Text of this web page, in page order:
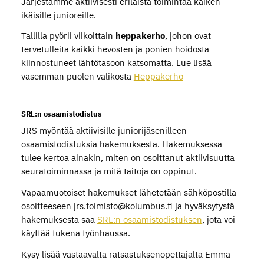
ikäisille junioreille.
Tallilla pyörii viikoittain heppakerho, johon ovat
tervetulleita kaikki hevosten ja ponien hoidosta
kiinnostuneet lähtötasoon katsomatta. Lue lisää
vasemman puolen valikosta Heppakerho
SRL:n osaamistodistus
JRS myöntää aktiivisille juniorijäsenilleen
osaamistodistuksia hakemuksesta. Hakemuksessa
tulee kertoa ainakin, miten on osoittanut aktiivisuutta
seuratoiminnassa ja mitä taitoja on oppinut.
Vapaamuotoiset hakemukset lähetetään sähköpostilla
osoitteeseen jrs.toimisto@kolumbus.fi ja hyväksytystä
hakemuksesta saa SRL:n osaamistodistuksen, jota voi
käyttää tukena työnhaussa.
Kysy lisää vastaavalta ratsastuksenopettajalta Emma